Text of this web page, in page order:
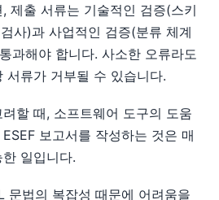
제출 서류는 기술적인 검증(스키
사)과 사업적인 검증(분류 체계
과해야 합니다. 사소한 오류라도
서류가 거부될 수 있습니다.
할 때, 소프트웨어 도구의 도움
보고서를 작성하는 것은 매
일입니다.
문법의 복잡성 때문에 어려움을